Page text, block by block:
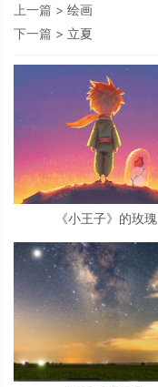
上一篇 > 绘画
下一篇 > 立夏
《小王子》的玫瑰